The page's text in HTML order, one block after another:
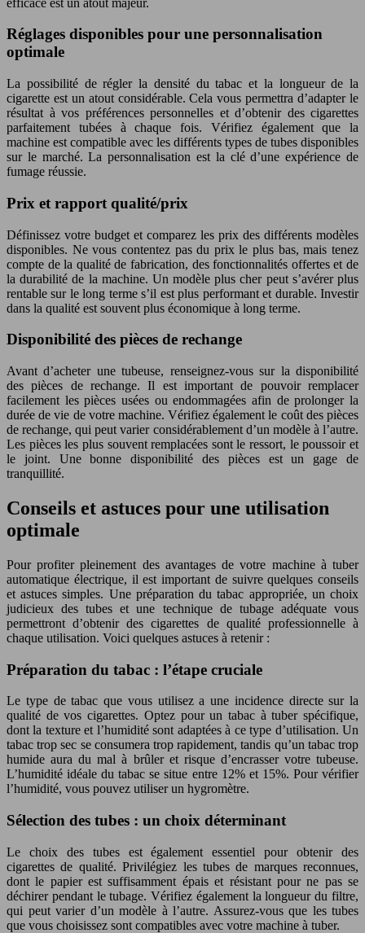
Réglages disponibles pour une personnalisation
optimale
La possibilité de régler la densité du tabac et la longueur de la
cigarette est un atout considérable. Cela vous permettra d’adapter le
résultat à vos préférences personnelles et d’obtenir des cigarettes
parfaitement tubées à chaque fois. Vérifiez également que la
machine est compatible avec les différents types de tubes disponibles
sur le marché. La personnalisation est la clé d’une expérience de
fumage réussie.
Prix et rapport qualité/prix
Définissez votre budget et comparez les prix des différents modèles
disponibles. Ne vous contentez pas du prix le plus bas, mais tenez
compte de la qualité de fabrication, des fonctionnalités offertes et de
la durabilité de la machine. Un modèle plus cher peut s’avérer plus
rentable sur le long terme s’il est plus performant et durable. Investir
dans la qualité est souvent plus économique à long terme.
Disponibilité des pièces de rechange
Avant d’acheter une tubeuse, renseignez-vous sur la disponibilité
des pièces de rechange. Il est important de pouvoir remplacer
facilement les pièces usées ou endommagées afin de prolonger la
durée de vie de votre machine. Vérifiez également le coût des pièces
de rechange, qui peut varier considérablement d’un modèle à l’autre.
Les pièces les plus souvent remplacées sont le ressort, le poussoir et
le joint. Une bonne disponibilité des pièces est un gage de
tranquillité.
Conseils et astuces pour une utilisation
optimale
Pour profiter pleinement des avantages de votre machine à tuber
automatique électrique, il est important de suivre quelques conseils
et astuces simples. Une préparation du tabac appropriée, un choix
judicieux des tubes et une technique de tubage adéquate vous
permettront d’obtenir des cigarettes de qualité professionnelle à
chaque utilisation. Voici quelques astuces à retenir :
Préparation du tabac : l’étape cruciale
Le type de tabac que vous utilisez a une incidence directe sur la
qualité de vos cigarettes. Optez pour un tabac à tuber spécifique,
dont la texture et l’humidité sont adaptées à ce type d’utilisation. Un
tabac trop sec se consumera trop rapidement, tandis qu’un tabac trop
humide aura du mal à brûler et risque d’encrasser votre tubeuse.
L’humidité idéale du tabac se situe entre 12% et 15%. Pour vérifier
l’humidité, vous pouvez utiliser un hygromètre.
Sélection des tubes : un choix déterminant
Le choix des tubes est également essentiel pour obtenir des
cigarettes de qualité. Privilégiez les tubes de marques reconnues,
dont le papier est suffisamment épais et résistant pour ne pas se
déchirer pendant le tubage. Vérifiez également la longueur du filtre,
qui peut varier d’un modèle à l’autre. Assurez-vous que les tubes
que vous choisissez sont compatibles avec votre machine à tuber.